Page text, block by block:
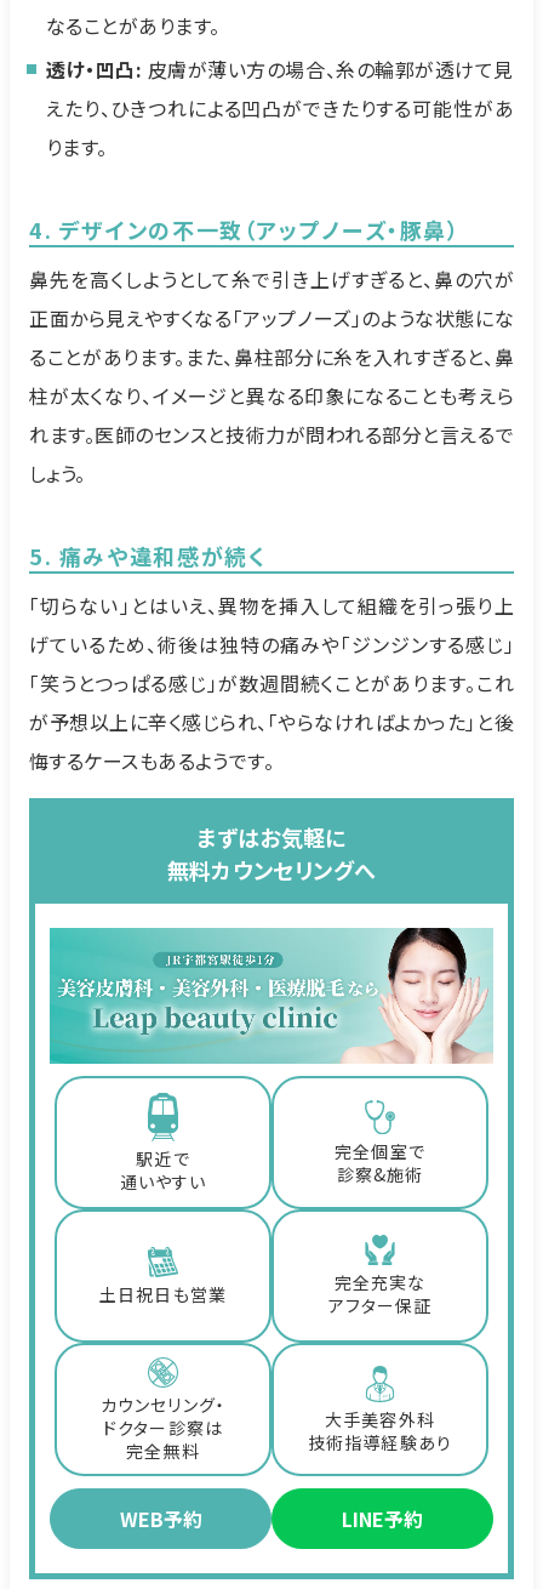
なることがあります。
透け・凹凸: 皮膚が薄い方の場合、糸の輪郭が透けて見
えたり、ひきつれによる凹凸ができたりする可能性があ
ります。
4. デザインの不一致（アップノーズ・豚鼻）
鼻先を高くしようとして糸で引き上げすぎると、鼻の穴が
正面から見えやすくなる「アップノーズ」のような状態にな
ることがあります。また、鼻柱部分に糸を入れすぎると、鼻
柱が太くなり、イメージと異なる印象になることも考えら
れます。医師のセンスと技術力が問われる部分と言えるで
しょう。
5. 痛みや違和感が続く
「切らない」とはいえ、異物を挿入して組織を引っ張り上
げているため、術後は独特の痛みや「ジンジンする感じ」
「笑うとつっぱる感じ」が数週間続くことがあります。これ
が予想以上に辛く感じられ、「やらなければよかった」と後
悔するケースもあるようです。
まずはお気軽に
無料カウンセリングへ
駅近で
通いやすい
完全個室で
診察&施術
土日祝日も営業
完全充実な
アフター保証
カウンセリング・
ドクター診察は
完全無料
大手美容外科
技術指導経験あり
WEB予約 LINE予約